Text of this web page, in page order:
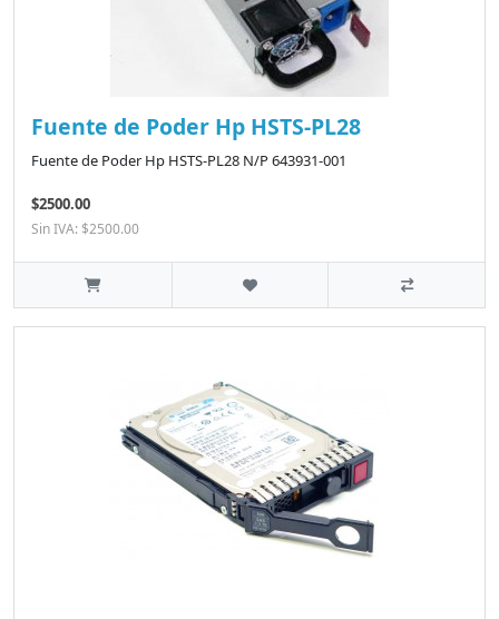
Fuente de Poder Hp HSTS-PL28
Fuente de Poder Hp HSTS-PL28 N/P 643931-001
$2500.00
Sin IVA: $2500.00